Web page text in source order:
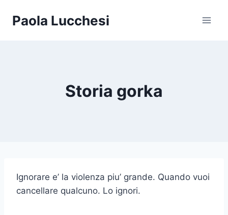
Paola Lucchesi
Storia gorka
Ignorare e’ la violenza piu’ grande. Quando vuoi
cancellare qualcuno. Lo ignori.